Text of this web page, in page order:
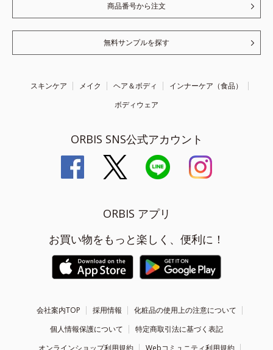
商品番号から注文
無料サンプルを探す
スキンケア メイク ヘア＆ボディ
インナーケア（食品）
ボディウェア
ORBIS SNS公式アカウント
ORBIS アプリ
お買い物をもっと楽しく、便利に！
会社案内TOP 採用情報
化粧品の使用上の注意について
個人情報保護について
特定商取引法に基づく表記